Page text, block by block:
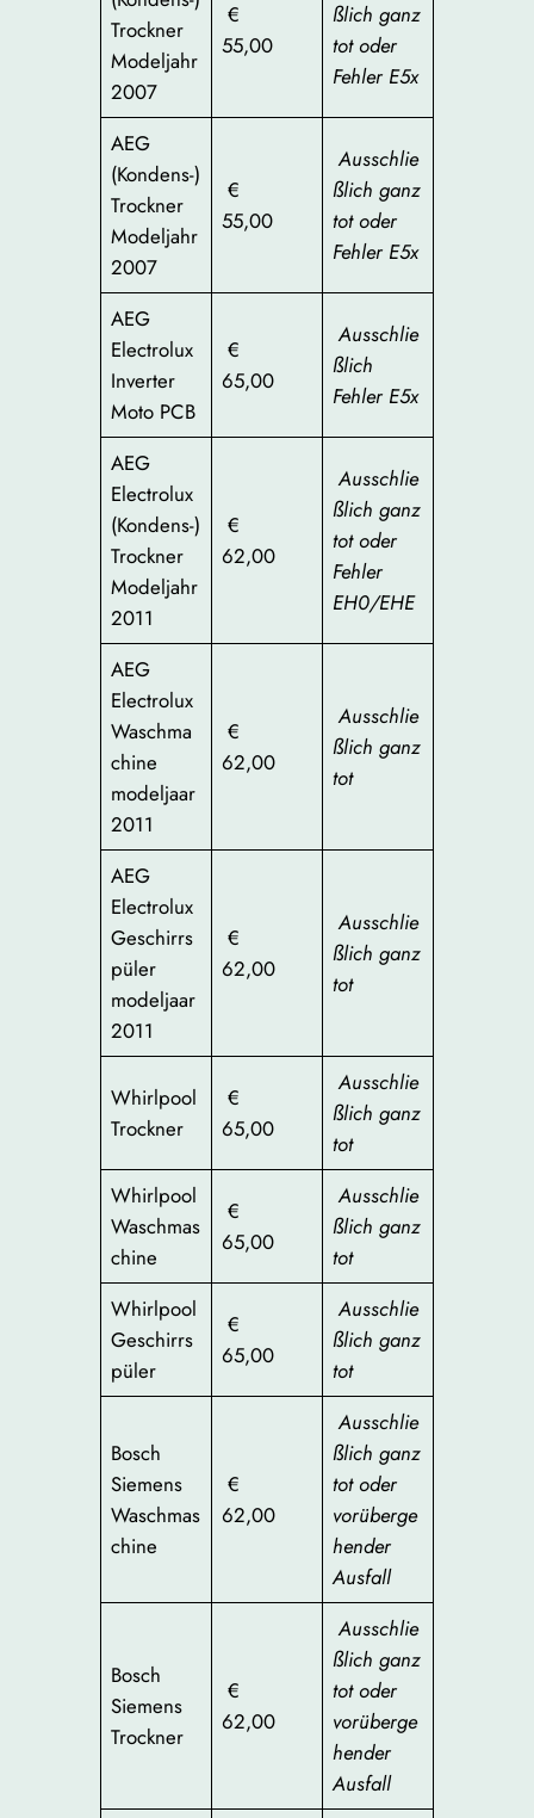
Trockner
Modeljahr
2007
€
55,00
ßlich ganz
tot oder
Fehler E5x
AEG
(Kondens-)
Trockner
Modeljahr
2007
€
55,00
Ausschlie
ßlich ganz
tot oder
Fehler E5x
AEG
Electrolux
Inverter
Moto PCB
€
65,00
Ausschlie
ßlich
Fehler E5x
AEG
Electrolux
(Kondens-)
Trockner
Modeljahr
2011
€
62,00
Ausschlie
ßlich ganz
tot oder
Fehler
EH0/EHE
AEG
Electrolux
Waschma
chine
modeljaar
2011
€
62,00
Ausschlie
ßlich ganz
tot
AEG
Electrolux
Geschirrs
püler
modeljaar
2011
€
62,00
Ausschlie
ßlich ganz
tot
Whirlpool
Trockner
€
65,00
Ausschlie
ßlich ganz
tot
Whirlpool
Waschmas
chine
€
65,00
Ausschlie
ßlich ganz
tot
Whirlpool
Geschirrs
püler
€
65,00
Ausschlie
ßlich ganz
tot
Bosch
Siemens
Waschmas
chine
€
62,00
Ausschlie
ßlich ganz
tot oder
vorüberge
hender
Ausfall
Bosch
Siemens
Trockner
€
62,00
Ausschlie
ßlich ganz
tot oder
vorüberge
hender
Ausfall